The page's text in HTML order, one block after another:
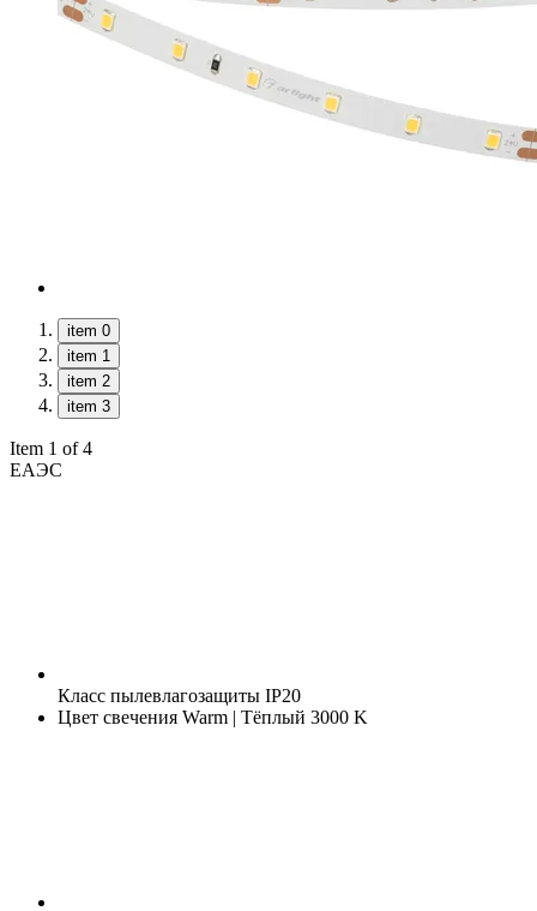
item 0
item 1
item 2
item 3
Item 1 of 4
ЕАЭС
Класс пылевлагозащиты IP20
Цвет свечения Warm | Тёплый 3000 K